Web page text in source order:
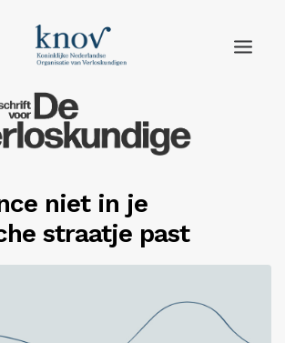
niet in je
straatje past